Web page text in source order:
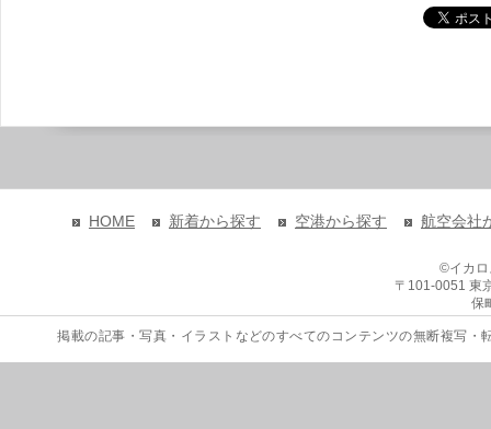
HOME 新着から探す 空港から探す 航空会社
©イカ
〒101-0051 東
保
掲載の記事・写真・イラストなどのすべてのコンテンツの無断複